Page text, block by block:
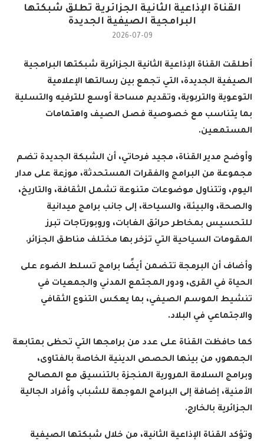
القناة الإذاعية الثانية الجزائرية تطلق شبكتها
البرامجية الصيفية الجديدة
2026-07-09
أطلقت القناة الإذاعية الثانية الجزائرية شبكتها البرامجية
الصيفية الجديدة، التي تجمع بين رسالتها الإعلامية
التوعوية والتربوية، وتقديم مساحة أوسع للترفيه والتسلية
بما يتناسب مع خصوصية فصل الصيف واهتمامات
المستمعين.
وأوضح مدير القناة، مجيد فرحاتي، أن الشبكة الجديدة تضم
مجموعة من البرامج والفقرات المستحدثة، موزعة على مدار
اليوم، وتتناول موضوعات متنوعة تشمل الثقافة، والتاريخ،
والصحة، والبيئة، والسياحة، إلى جانب برامج ميدانية
للتحسيس بمخاطر حرائق الغابات، وروبورتاجات تبرز
المقومات السياحية التي تزخر بها مختلف مناطق الجزائر.
وأضاف أن البرمجة تتضمن أيضًا برامج تسلط الضوء على
الحياة في القرى، ودور المجتمع المدني والجمعيات في
تنشيط الموسم الصيفي، بما يعكس التنوع الثقافي
والاجتماعي في البلاد.
كما حافظت القناة على عدد من برامجها التي تحظى بمتابعة
الجمهور، من بينها الحصص الدينية الخاصة بالفتاوى،
وبرامج السلامة المرورية المنجزة بالتنسيق مع المصالح
الأمنية، إضافة إلى البرامج الموجهة للشباب وأفراد الجالية
الجزائرية بالخارج.
وتؤكد القناة الإذاعية الثانية، من خلال شبكتها الصيفية